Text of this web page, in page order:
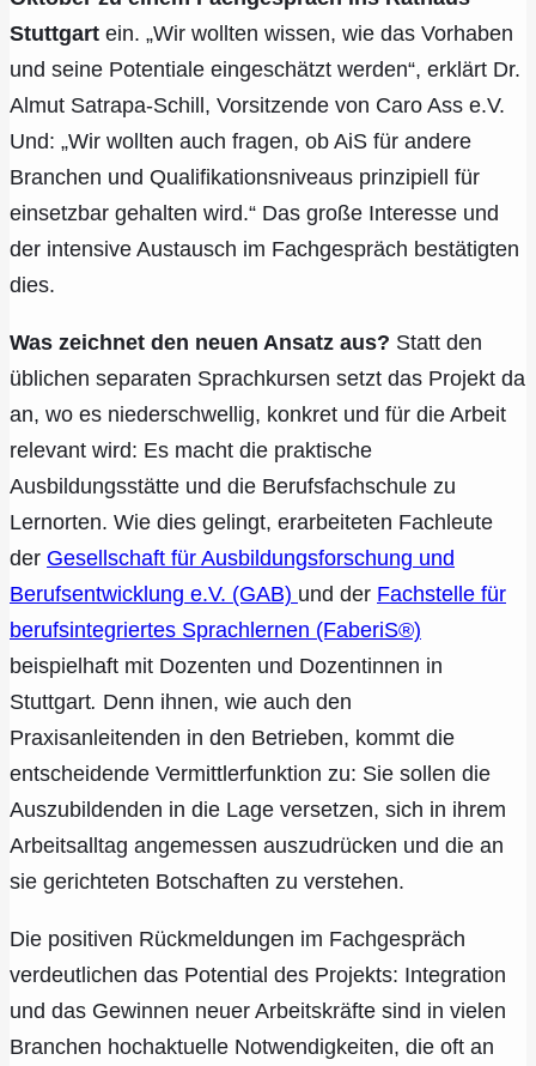
Stuttgart ein. „Wir wollten wissen, wie das Vorhaben
und seine Potentiale eingeschätzt werden“, erklärt Dr.
Almut Satrapa-Schill, Vorsitzende von Caro Ass e.V.
Und: „Wir wollten auch fragen, ob AiS für andere
Branchen und Qualifikationsniveaus prinzipiell für
einsetzbar gehalten wird.“ Das große Interesse und
der intensive Austausch im Fachgespräch bestätigten
dies.
Was zeichnet den neuen Ansatz aus? Statt den
üblichen separaten Sprachkursen setzt das Projekt da
an, wo es niederschwellig, konkret und für die Arbeit
relevant wird: Es macht die praktische
Ausbildungsstätte und die Berufsfachschule zu
Lernorten. Wie dies gelingt, erarbeiteten Fachleute
der Gesellschaft für Ausbildungsforschung und
Berufsentwicklung e.V. (GAB) und der Fachstelle für
berufsintegriertes Sprachlernen (FaberiS®)
beispielhaft mit Dozenten und Dozentinnen in
Stuttgart. Denn ihnen, wie auch den
Praxisanleitenden in den Betrieben, kommt die
entscheidende Vermittlerfunktion zu: Sie sollen die
Auszubildenden in die Lage versetzen, sich in ihrem
Arbeitsalltag angemessen auszudrücken und die an
sie gerichteten Botschaften zu verstehen.
Die positiven Rückmeldungen im Fachgespräch
verdeutlichen das Potential des Projekts: Integration
und das Gewinnen neuer Arbeitskräfte sind in vielen
Branchen hochaktuelle Notwendigkeiten, die oft an